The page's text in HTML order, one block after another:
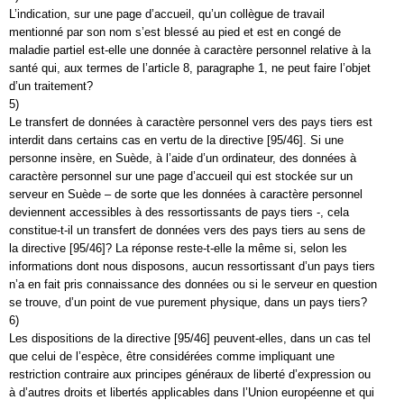
L’indication, sur une page d’accueil, qu’un collègue de travail
mentionné par son nom s’est blessé au pied et est en congé de
maladie partiel est-elle une donnée à caractère personnel relative à la
santé qui, aux termes de l’article 8, paragraphe 1, ne peut faire l’objet
d’un traitement?
5)
Le transfert de données à caractère personnel vers des pays tiers est
interdit dans certains cas en vertu de la directive [95/46]. Si une
personne insère, en Suède, à l’aide d’un ordinateur, des données à
caractère personnel sur une page d’accueil qui est stockée sur un
serveur en Suède – de sorte que les données à caractère personnel
deviennent accessibles à des ressortissants de pays tiers -, cela
constitue-t-il un transfert de données vers des pays tiers au sens de
la directive [95/46]? La réponse reste-t-elle la même si, selon les
informations dont nous disposons, aucun ressortissant d’un pays tiers
n’a en fait pris connaissance des données ou si le serveur en question
se trouve, d’un point de vue purement physique, dans un pays tiers?
6)
Les dispositions de la directive [95/46] peuvent-elles, dans un cas tel
que celui de l’espèce, être considérées comme impliquant une
restriction contraire aux principes généraux de liberté d’expression ou
à d’autres droits et libertés applicables dans l’Union européenne et qui